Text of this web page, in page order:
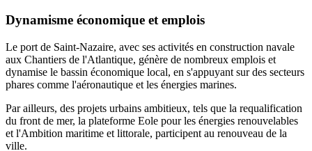
Dynamisme économique et emplois
Le port de Saint-Nazaire, avec ses activités en construction navale
aux Chantiers de l'Atlantique, génère de nombreux emplois et
dynamise le bassin économique local, en s'appuyant sur des secteurs
phares comme l'aéronautique et les énergies marines.
Par ailleurs, des projets urbains ambitieux, tels que la requalification
du front de mer, la plateforme Eole pour les énergies renouvelables
et l'Ambition maritime et littorale, participent au renouveau de la
ville.